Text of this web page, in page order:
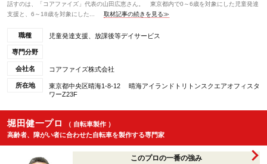
話すのは、「コアファイズ」代表の山田広恵さん。 東京都内で0～6歳を対象にした児童発達
支援と、6～18歳を対象にした...
取材記事の続きを見る≫
職種 児童発達支援、放課後等デイサービス
専門分野
会社名 コアファイズ株式会社
所在地
東京都中央区晴海1-8-12 晴海アイランドトリトンスクエアオフィスタ
ワーZ23F
堀田健一プロ
（ 自転車製作 ）
高齢者、障がい者に合わせた自転車を製作する専門家
このプロの一番の強み